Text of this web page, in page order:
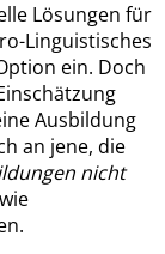
Lösungen für
Linguistisches
ein. Doch
Ausbildung
an jene, die
nicht